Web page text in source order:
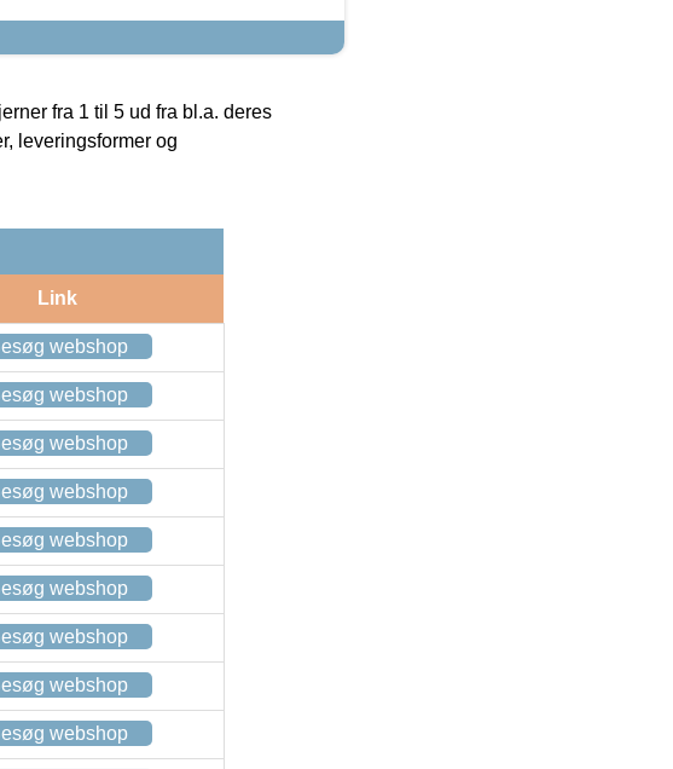
fra 1 til 5 ud fra bl.a. deres
leveringsformer og
Link
webshop
webshop
webshop
webshop
webshop
webshop
webshop
webshop
webshop